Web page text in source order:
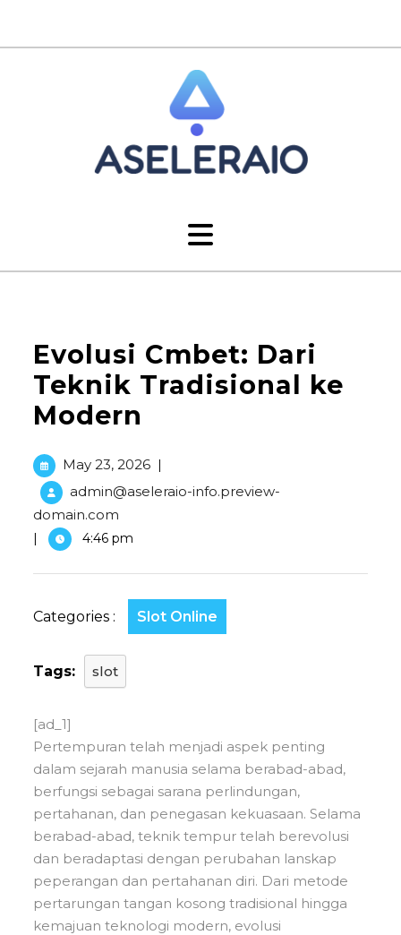
Evolusi Cmbet: Dari
Teknik Tradisional ke
Modern
May 23, 2026 |
admin@aseleraio-info.preview-
domain.com
| 4:46 pm
Categories : Slot Online
Tags: slot
[ad_1]
Pertempuran telah menjadi aspek penting
dalam sejarah manusia selama berabad-abad,
berfungsi sebagai sarana perlindungan,
pertahanan, dan penegasan kekuasaan. Selama
berabad-abad, teknik tempur telah berevolusi
dan beradaptasi dengan perubahan lanskap
peperangan dan pertahanan diri. Dari metode
pertarungan tangan kosong tradisional hingga
kemajuan teknologi modern, evolusi